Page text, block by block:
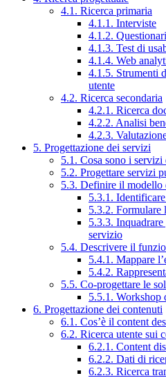
4.1. Ricerca primaria
4.1.1. Interviste
4.1.2. Questionari
4.1.3. Test di
4.1.4. Web
4.1.5. Strumenti
utente
4.2. Ricerca secondaria
4.2.1. Ricerca
4.2.2. Analisi
4.2.3.
5. Progettazione dei servizi
5.1. Cosa sono i servizi
5.2. Progettare servizi
5.3. Definire il modello
5.3.1.
5.3.2. Formulare
5.3.3.
servizio
5.4. Descrivere il
5.4.1. Mappare
5.4.2.
5.5. Co-progettare le
5.5.1. Workshop
6. Progettazione dei contenuti
6.1. Cos’è il content
6.2. Ricerca utente sui
6.2.1. Content
6.2.2. Dati di
6.2.3. Ricerca